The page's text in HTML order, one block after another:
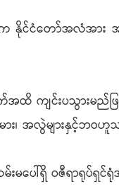
င်ငံတော်အလံအား အ
င်းပသွားမည်ဖြစ်ပ
မား၊ အလွဲများနှင့်
ပေါ်ရှိ ဝဇီရာရုပ်ရှ